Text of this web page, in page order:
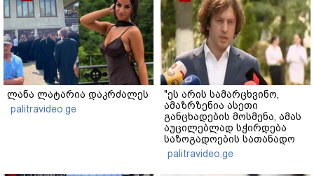
ლანა ლატარია დაკრძალეს
palitravideo.ge
"ეს არის სამარცხვინო,
ამაზრზენია ასეთი
განცხადების მოსმენა, ამას
აუცილებლად სჭირდება
საზოგადოების სათანადო
რეაქცია" - ირაკლი
კობახიძე
palitravideo.ge